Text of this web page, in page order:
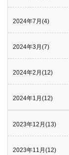
2024年7月(4)
2024年3月(7)
2024年2月(12)
2024年1月(12)
2023年12月(13)
2023年11月(12)